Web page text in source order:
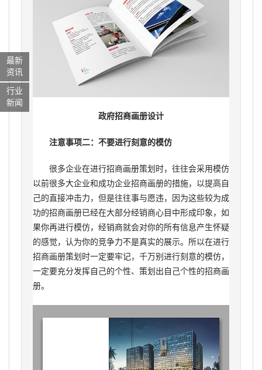
政府招商画册设计
注意事项二：不要进行刻意的模仿
很多企业在进行招商画册策划时，往往会采用模仿
以前很多大企业和成功企业招商画册的措施，以提高自
己的直接冲击力，但是往往事与愿违，因为这些较为成
功的招商画册已经在大部分经销商心目中形成印象，如
果你再进行模仿，经销商就会对你的所有信息产生怀疑
的感觉，认为你的竞争力不是真实的展示。所以在进行
招商画册策划时一定要牢记，千万别进行刻意的模仿，
一定要充分发挥自己的个性、策划出自己个性的招商画
册。
最新
资讯
行业
新闻